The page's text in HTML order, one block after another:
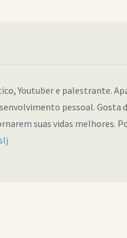
Youtuber e palestrante.
pessoal. Gosta
suas vidas melhores.